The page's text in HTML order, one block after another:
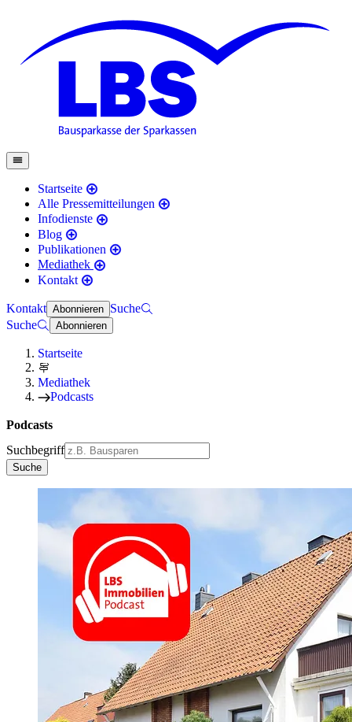
Startseite
Alle Pressemitteilungen
Infodienste
Blog
Publikationen
Mediathek
Kontakt
Kontakt Abonnieren Suche
Suche
Abonnieren
Startseite
Mediathek
Podcasts
Podcasts
Suchbegriff
Suche